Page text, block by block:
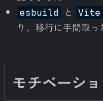
esbuild と Vite
り、移行に手間取
モチベーシ